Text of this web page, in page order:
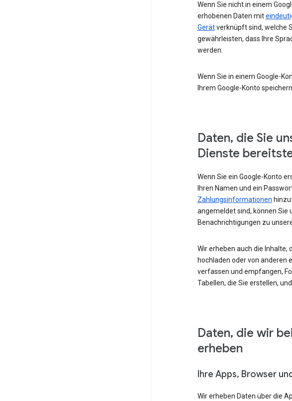
Wenn Sie nicht in einem
erhobenen Daten mit
Gerätverknüpft sind, welche
gewährleisten, dass Ihre
werden.
Wenn Sie in einem Google-
Ihrem Google-Konto
Daten, die Sie
Dienste
Wenn Sie ein Google-Konto
Ihren Namen und ein
Zahlungsinformationen
angemeldet sind, können Sie
Benachrichtigungen zu
Wir erheben auch die Inhalte,
hochladen oder von anderen
verfassen und empfangen,
Tabellen, die Sie erstellen,
Daten, die wir
erheben
Ihre Apps, Browser
Wir erheben Daten über die